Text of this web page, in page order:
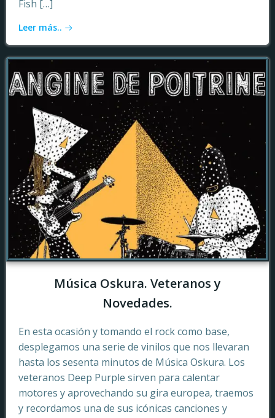
Fish […]
Leer más..
Música Oskura. Veteranos y
Novedades.
En esta ocasión y tomando el rock como base,
desplegamos una serie de vinilos que nos llevaran
hasta los sesenta minutos de Música Oskura. Los
veteranos Deep Purple sirven para calentar
motores y aprovechando su gira europea, traemos
y recordamos una de sus icónicas canciones y